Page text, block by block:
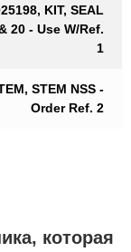
KIT, SEAL
20 - Use W/Ref.
1
STEM NSS -
Order Ref. 2
которая